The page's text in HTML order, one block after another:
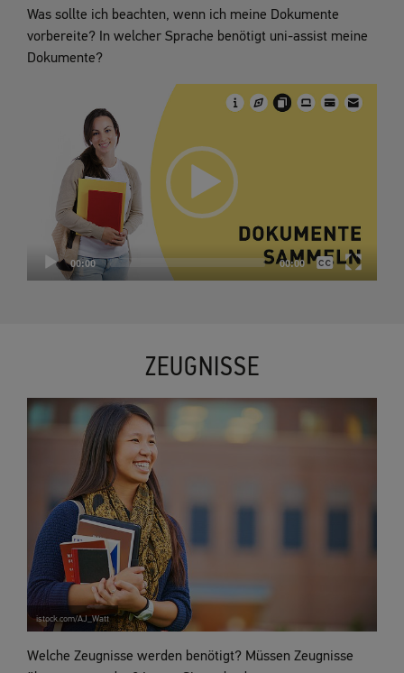
Was sollte ich beachten, wenn ich meine Dokumente
vorbereite? In welcher Sprache benötigt uni-assist meine
Dokumente?
00:00 00:00
None
ZEUGNISSE
istock.com/AJ_Watt
Welche Zeugnisse werden benötigt? Müssen Zeugnisse